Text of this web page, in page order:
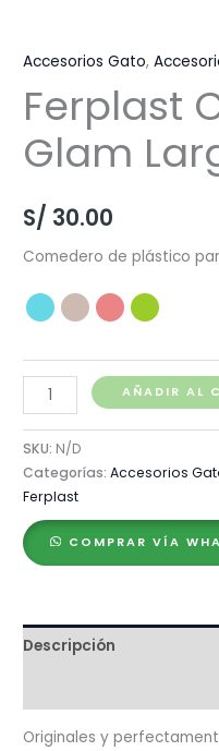
Accesorios Gato,
Ferplast
Glam
S/ 30.00
Comedero de plástico
Ferplast
Comedero
Glam
Large
cantidad
AÑADIR AL
SKU: N/D
Categorías:Accesorios
Ferplast
COMPRAR VÍA
Descripción
Originales y